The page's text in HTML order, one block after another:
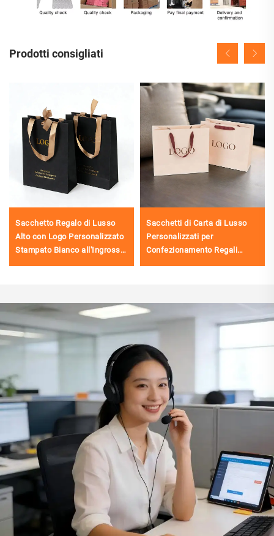
Prodotti consigliati
Sacchetto Regalo di Lusso
Alto con Logo Personalizzato
Stampato Bianco all'Ingrosso
Loghi
Sacchetti di Carta di Lusso
Personalizzati per
Confezionamento Regali